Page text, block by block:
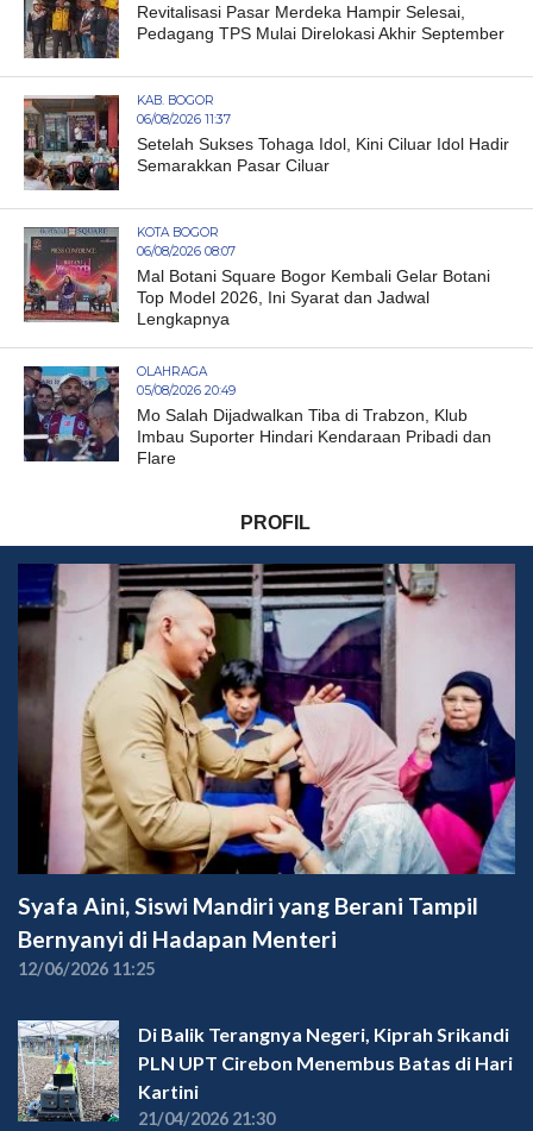
Revitalisasi Pasar Merdeka Hampir Selesai,
Pedagang TPS Mulai Direlokasi Akhir September
KAB. BOGOR
06/08/2026 11:37
Setelah Sukses Tohaga Idol, Kini Ciluar Idol Hadir
Semarakkan Pasar Ciluar
KOTA BOGOR
06/08/2026 08:07
Mal Botani Square Bogor Kembali Gelar Botani
Top Model 2026, Ini Syarat dan Jadwal
Lengkapnya
OLAHRAGA
05/08/2026 20:49
Mo Salah Dijadwalkan Tiba di Trabzon, Klub
Imbau Suporter Hindari Kendaraan Pribadi dan
Flare
PROFIL
Syafa Aini, Siswi Mandiri yang Berani Tampil
Bernyanyi di Hadapan Menteri
12/06/2026 11:25
Di Balik Terangnya Negeri, Kiprah Srikandi
PLN UPT Cirebon Menembus Batas di Hari
Kartini
21/04/2026 21:30